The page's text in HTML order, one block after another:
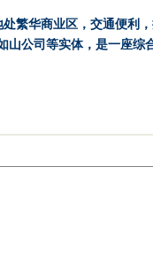
华商业区，交通便利
山公司等实体，是一座